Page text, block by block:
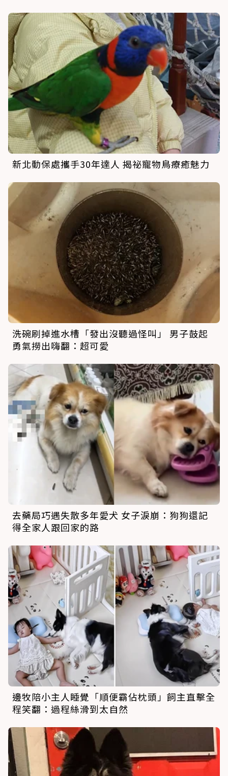
新北動保處攜手30年達人 揭祕寵物鳥療癒魅力
洗碗刷掉進水槽「發出沒聽過怪叫」 男子鼓起
勇氣撈出嗨翻：超可愛
去藥局巧遇失散多年愛犬 女子淚崩：狗狗還記
得全家人跟回家的路
邊牧陪小主人睡覺「順便霸佔枕頭」飼主直擊全
程笑翻：過程絲滑到太自然